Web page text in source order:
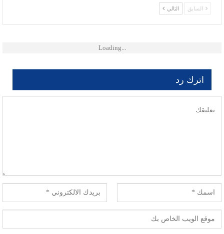
السابق التالي
Loading...
اترك رد